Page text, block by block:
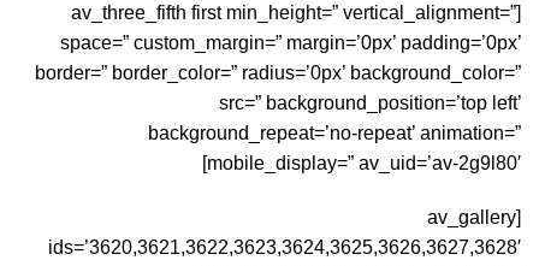
[av_three_fifth first min_height=” vertical_alignment=”
space=” custom_margin=” margin=’0px’ padding=’0px’
border=” border_color=” radius=’0px’ background_color=”
src=” background_position=’top left’
background_repeat=’no-repeat’ animation=”
mobile_display=” av_uid=’av-2g9l80′]
[av_gallery
ids=’3620,3621,3622,3623,3624,3625,3626,3627,3628′